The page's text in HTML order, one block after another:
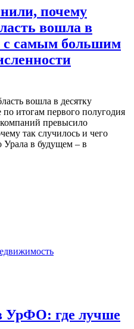
почему
вошла в
с самым большим
вошла в десятку
по итогам первого полугодия
превысило
так случилось и чего
в будущем – в
УрФО: где лучше